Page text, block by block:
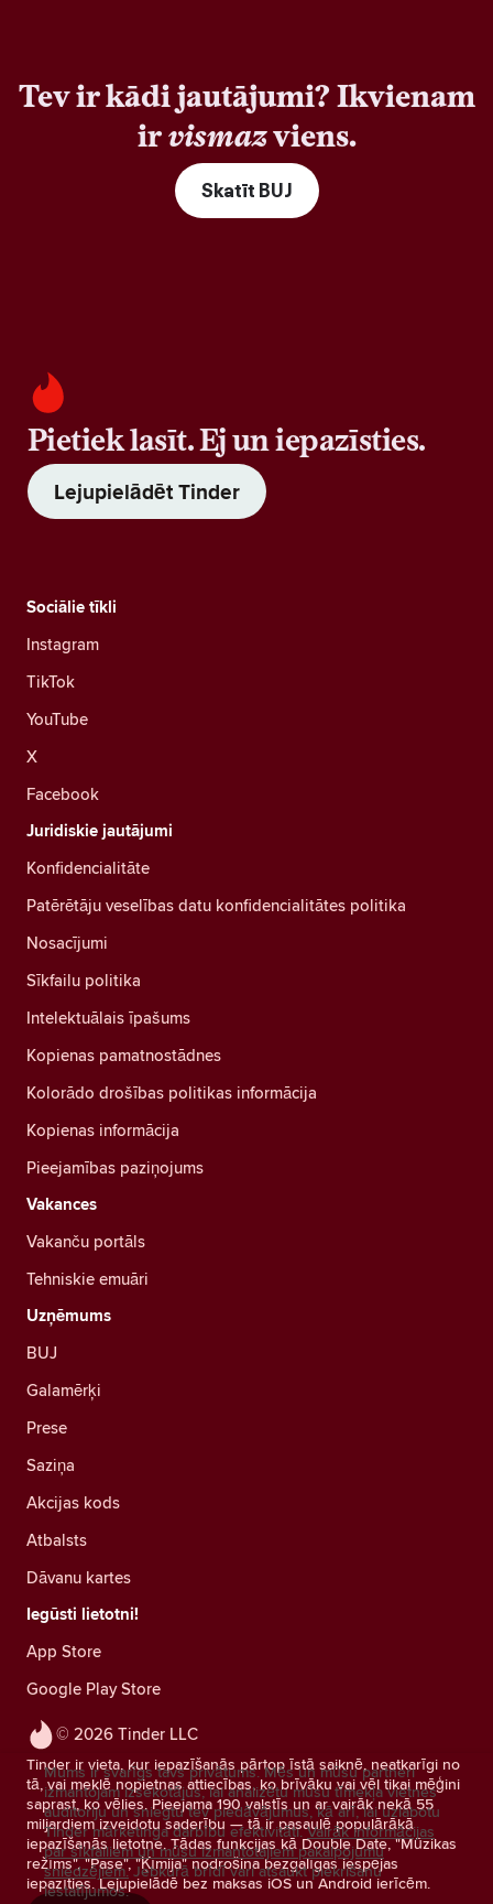
Tev ir kādi jautājumi? Ikvienam
irvismazviens.
Skatīt BUJ
Pietiek lasīt. Ej un iepazīsties.
Lejupielādēt Tinder
© 2026 Tinder LLC
Tinder ir vieta, kur iepazīšanās pārtop īstā saiknē, neatkarīgi no
tā, vai meklē nopietnas attiecības, ko brīvāku vai vēl tikai mēģini
saprast, ko vēlies. Pieejama 190 valstīs un ar vairāk nekā 55
miljardiem izveidotu saderību — tā ir pasaulē populārākā
iepazīšanās lietotne. Tādas funkcijas kā Double Date, "Mūzikas
režīms", "Pase", "Ķīmija" nodrošina bezgalīgas iespējas
iepazīties. Lejupielādē bez maksas iOS un Android ierīcēm.
Sociālie tīkli
Instagram
TikTok
YouTube
X
Facebook
Juridiskie jautājumi
Konfidencialitāte
Patērētāju veselības datu konfidencialitātes politika
Nosacījumi
Sīkfailu politika
Intelektuālais īpašums
Kopienas pamatnostādnes
Kolorādo drošības politikas informācija
Kopienas informācija
Pieejamības paziņojums
Vakances
Vakanču portāls
Tehniskie emuāri
Uzņēmums
BUJ
Galamērķi
Prese
Saziņa
Akcijas kods
Atbalsts
Dāvanu kartes
Iegūsti lietotni!
App Store
Google Play Store
Mums ir svarīgs tavs privātums. Mēs un mūsu partneri
izmantojam izsekotājus, lai analizētu mūsu tīmekļa vietnes
auditoriju un sniegtu tev piedāvājumus, kā arī, lai uzlabotu
Tinder mārketinga darbību efektivitāti. Vairāk informācijas
par sīkfailiem un mūsu izmantotajiem pakalpojumu
sniedzējiem. Jebkurā brīdī vari atsaukt piekrišanu
iestatījumos.